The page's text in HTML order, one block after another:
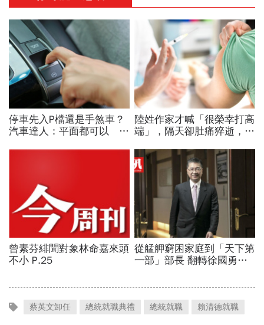
蔡英文卸任 總統就職典禮 總統就職 賴清德就職